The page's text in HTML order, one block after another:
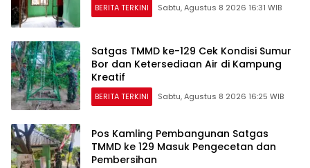
BERITA TERKINI Sabtu, Agustus 8 2026 16:31 WIB
Satgas TMMD ke-129 Cek Kondisi Sumur
Bor dan Ketersediaan Air di Kampung
Kreatif
BERITA TERKINI Sabtu, Agustus 8 2026 16:25 WIB
Pos Kamling Pembangunan Satgas
TMMD ke 129 Masuk Pengecetan dan
Pembersihan